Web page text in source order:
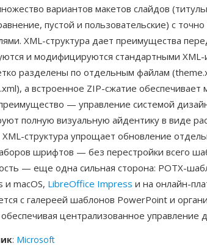
вариантов макетов слайдов
пустой и пользовательские) с
XML-структура дает преимущества
и модифицируются стандартными
разделены по отдельным файлам
а встроенное ZIP-сжатие
— управление системой
полную визуальную айдентику в виде
структура упрощает обновление
шрифтов — без перестройки всего
— еще одна сильная сторона: POTX-
и macOS, LibreOffice Impress и на онлайн-
с галереей шаблонов PowerPoint и
централизованное управление
: Microsoft